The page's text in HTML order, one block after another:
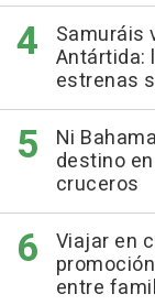
Samuráis
Antártida:
estrenas
Ni
destino
cruceros
Viajar en
entre